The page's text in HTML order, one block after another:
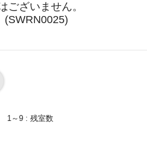
ございません。
(SWRN0025)
1～9 : 残室数